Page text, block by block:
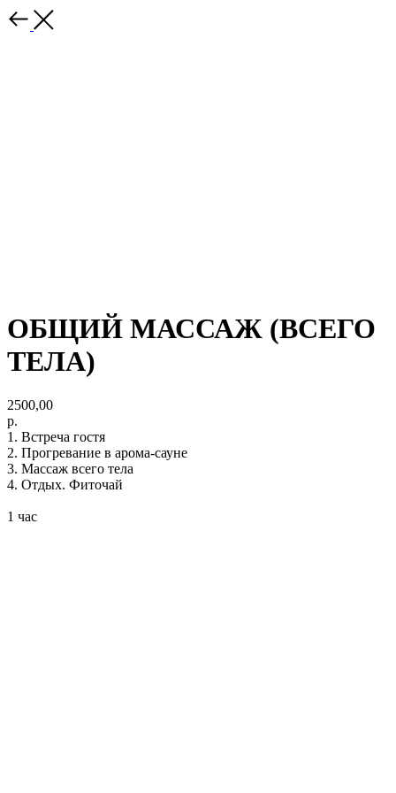
ОБЩИЙ МАССАЖ (ВСЕГО
ТЕЛА)
2500,00
р.
1. Встреча гостя
2. Прогревание в арома-сауне
3. Массаж всего тела
4. Отдых. Фиточай
1 час